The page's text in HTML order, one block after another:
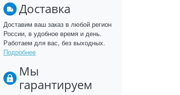
Доставка
Доставим ваш заказ в любой регион
России, в удобное время и день.
Работаем для вас, без выходных.
Подробнее
Мы
гарантируем